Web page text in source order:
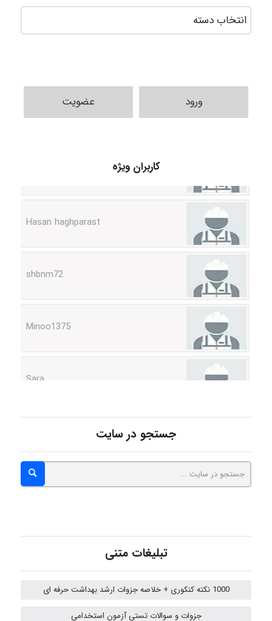
ورود عضویت
کاربران ویژه
vali
جستجو در سایت
تبلیغات متنی
1000 نکته کنکوری + خلاصه جزوات ارشد بهداشت حرفه ای
جزوات و سوالات تستی آزمون استخدامی